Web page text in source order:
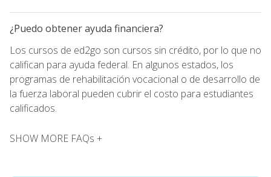
¿Puedo obtener ayuda financiera?
Los cursos de ed2go son cursos sin crédito, por lo que no
califican para ayuda federal. En algunos estados, los
programas de rehabilitación vocacional o de desarrollo de
la fuerza laboral pueden cubrir el costo para estudiantes
calificados.
SHOW MORE FAQs +